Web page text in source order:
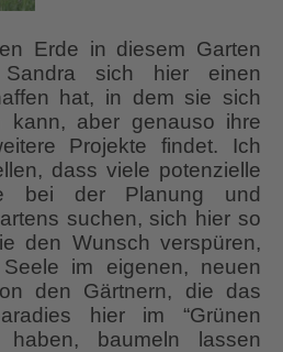
Erde in diesem Garten
sich hier einen
hat, in dem sie sich
kann, aber genauso ihre
Projekte findet. Ich
dass viele potenzielle
bei der Planung und
suchen, sich hier so
den Wunsch verspüren,
im eigenen, neuen
den Gärtnern, die das
hier im “Grünen
haben, baumeln lassen